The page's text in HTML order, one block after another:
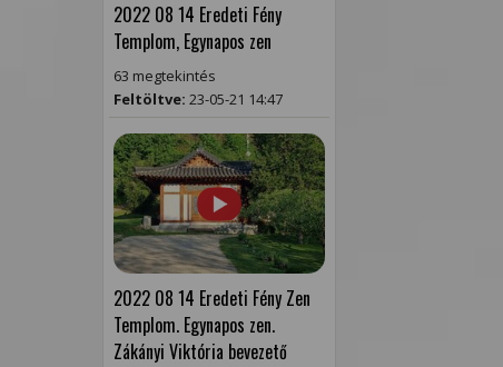
2022 08 14 Eredeti Fény
Templom, Egynapos zen
63 megtekintés
Feltöltve: 23-05-21 14:47
2022 08 14 Eredeti Fény Zen
Templom. Egynapos zen.
Zákányi Viktória bevezető